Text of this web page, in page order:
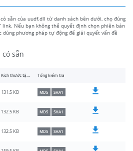
sẵn của uudf.dll từ danh sách bên dưới, chọ đúng
link. Nếu bạn không thể quyết định chọn phiên bản
phương pháp tự động để giải quyết vấn đề
sẵn
Kích thước tập tin Tổng kiểm tra
131.5 KB MD5 SHA1
132.5 KB MD5 SHA1
132.5 KB MD5 SHA1